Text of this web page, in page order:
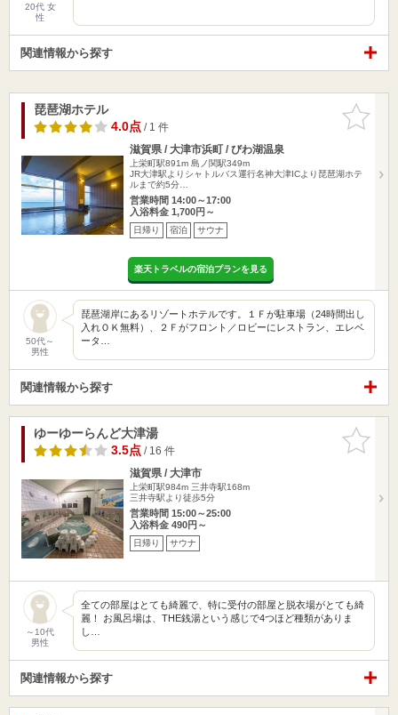
20代 女
性
関連情報から探す
お気に入
りに追加
琵琶湖ホテル
4.0点/ 1 件
滋賀県 / 大津市浜町 / びわ湖温泉
上栄町駅891m 島ノ関駅349m
JR大津駅よりシャトルバス運行名神大津ICより琵琶湖ホテ
ルまで約5分…
営業時間 14:00～17:00
入浴料金 1,700円～
日帰り 宿泊 サウナ
楽天トラベルの宿泊プランを見る
50代～
男性
琵琶湖岸にあるリゾートホテルです。１Ｆが駐車場（24時間出し
入れＯＫ無料）、２Ｆがフロント／ロビーにレストラン、エレベ
ータ…
関連情報から探す
お気に入
りに追加
ゆーゆーらんど大津湯
3.5点/ 16 件
滋賀県 / 大津市
上栄町駅984m 三井寺駅168m
三井寺駅より徒歩5分
営業時間 15:00～25:00
入浴料金 490円～
日帰り サウナ
～10代
男性
全ての部屋はとても綺麗で、特に受付の部屋と脱衣場がとても綺
麗！ お風呂場は、THE銭湯という感じで4つほど種類がありま
し…
関連情報から探す